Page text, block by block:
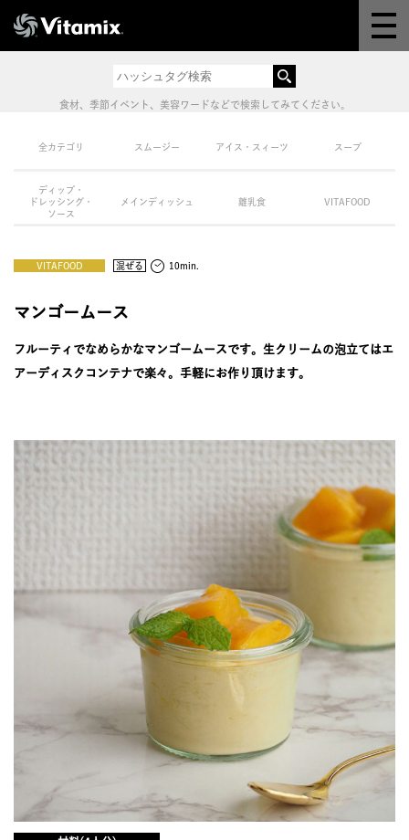
体験＆講座
8つの機能
オンラインストア
レビュー
食材、季節イベント、美容ワードなどで検索してみてください。
全カテゴリ スムージー アイス・スィーツ スープ
ディップ・
ドレッシング・
ソース
メインディッシュ 離乳食 VITAFOOD
VITAFOOD 混ぜる 10min.
マンゴームース
フルーティでなめらかなマンゴームースです。生クリームの泡立てはエ
アーディスクコンテナで楽々。手軽にお作り頂けます。